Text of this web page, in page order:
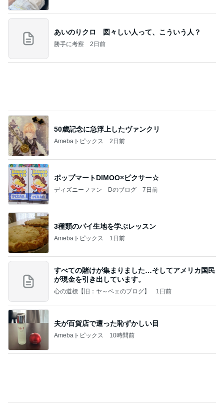
あいのりクロ 図々しい人って、こういう人？
勝手に考察 2日前
50歳記念に急浮上したヴァンクリ
Amebaトピックス 2日前
ポップマートDIMOO×ピクサー☆
ディズニーファン Dのブログ 7日前
3種類のパイ生地を学ぶレッスン
Amebaトピックス 1日前
すべての賭けが集まりました…そしてアメリカ国民
が現金を引き出しています。
心の道標【旧：ヤ～ベェのブログ】 1日前
夫が百貨店で遭った恥ずかしい目
Amebaトピックス 10時間前